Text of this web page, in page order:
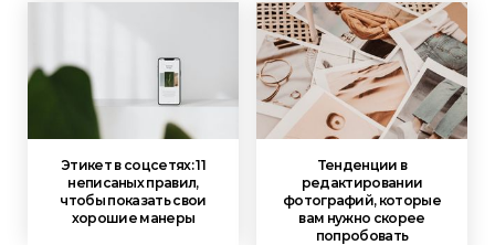
Этикет в соцсетях: 11
неписаных правил,
чтобы показать свои
хорошие манеры
Тенденции в
редактировании
фотографий, которые
вам нужно скорее
попробовать